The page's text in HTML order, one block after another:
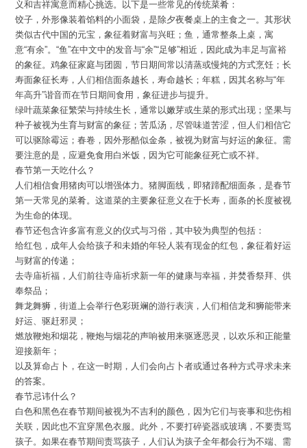
义和吉祥寓意而精心挑选。以下是一些常见的传统菜肴：
饺子，外形像装着馅料的小面袋，是除夕夜餐桌上的主食之一。其形状
类似古代中国的元宝，象征着财富与兴旺；鱼，通常整条上桌，寓
意“有余”。“鱼”在中文中的发音与“余”“足够”相近，因此成为丰足与富裕
的象征。鸡象征家庭与团圆，节日期间常以清蒸或慢炖的方式烹饪；长
寿面象征长寿，人们相信面条越长，寿命越长；年糕，因其名称与“年
年高升”谐音而在节日期间食用，象征进步与提升。
绿叶蔬菜象征繁荣与持续生长，通常以嫩芽或生菜的形式出现；坚果与
种子被视为生育与财富的象征；苦瓜汤，尽管味道苦涩，但人们相信它
可以驱除霉运；春卷，因外形酷似金条，被视为财富与好运的象征。需
要注意的是，应避免食用白米饭，因为它可能象征死亡或不祥。
春节第一天吃什么？
人们相信食用猪肉可以增强体力。猪脚面线，即猪蹄配细面条，是春节
第一天常见的菜肴。这道菜的主要象征意义在于长寿，面条的长度被视
为生命的体现。
春节还包含许多富有意义的仪式与习俗，其中较为典型的包括：
给红包，成年人会给孩子和未婚的年轻人装有现金的红包，象征着好运
与财富的传递；
去寺庙祈福，人们前往寺庙祈求新一年的健康与幸福，并焚香祭拜、供
奉祭品；
舞龙舞狮，街道上会举行色彩斑斓的游行表演，人们相信龙和狮能带来
好运、驱赶邪灵；
燃放鞭炮和烟花，鞭炮与烟花的声响被用来驱逐恶灵，以欢乐和正能量
迎接新年；
以及算命占卜，在这一时期，人们会向占卜者或通过各种方式寻求未来
的答案。
春节忌讳什么？
白色和黑色在春节期间被视为不吉利的颜色，因为它们与丧事和悲伤相
关联，因此也不宜穿黑色衣服。此外，不要打碎瓷器或玻璃，不要责骂
孩子。如果在春节期间责骂孩子，人们认为孩子全年都会行为不端、需